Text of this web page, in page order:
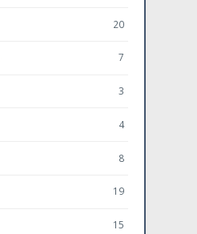
20
7
3
4
8
19
15